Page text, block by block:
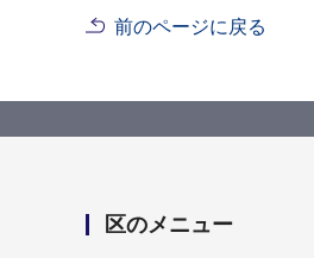
前のページに戻る
区のメニュー